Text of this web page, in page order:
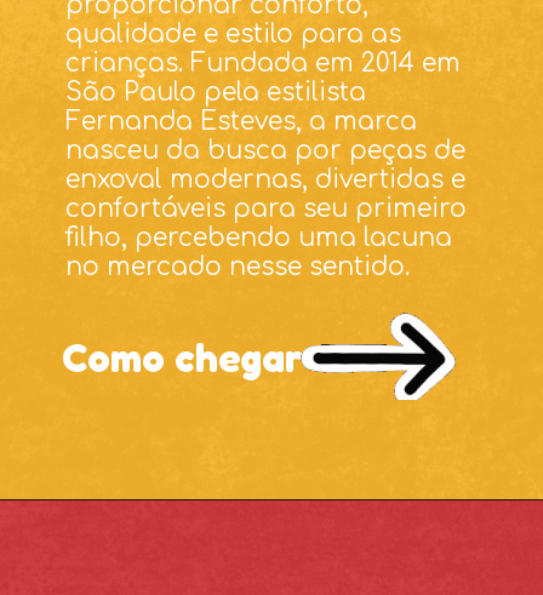
proporcionar conforto,
qualidade e estilo para as
crianças. Fundada em 2014 em
São Paulo pela estilista
Fernanda Esteves, a marca
nasceu da busca por peças de
enxoval modernas, divertidas e
confortáveis para seu primeiro
filho, percebendo uma lacuna
Como chegar